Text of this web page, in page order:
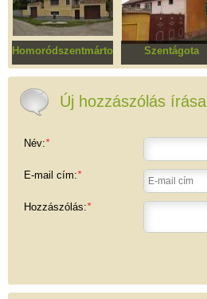
Homoródszentmárton
Kerekes Julcsa ház
Szentágota
Lakóház
Új hozzászólás írása
Név:*
E-mail cím:*
Hozzászólás:*